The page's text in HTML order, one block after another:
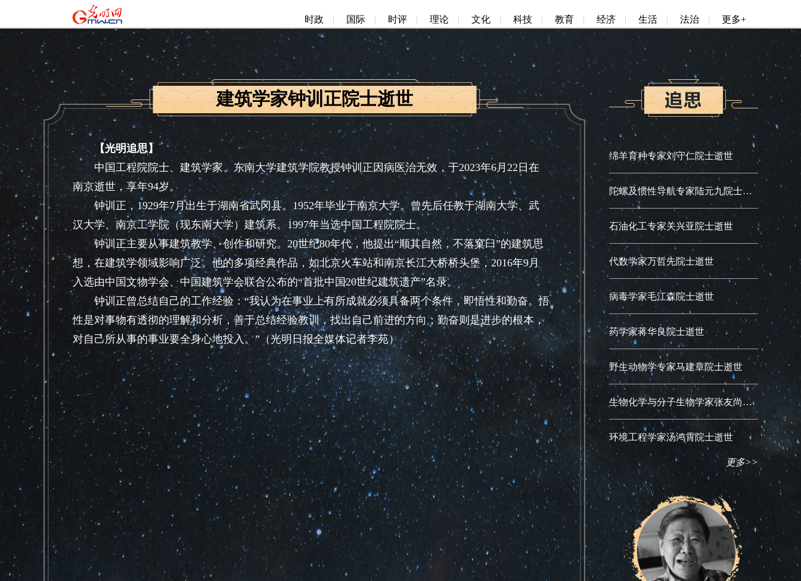
时政 | 国际 | 时评 | 理论 | 文化 | 科技 | 教育 | 经济 | 生活 | 法治 | 更多+
建筑学家钟训正院士逝世
【光明追思】
中国工程院院士、建筑学家、东南大学建筑学院教授钟训正因病医治无效，于2023年6月22日在
南京逝世，享年94岁。
钟训正，1929年7月出生于湖南省武冈县。1952年毕业于南京大学。曾先后任教于湖南大学、武
汉大学、南京工学院（现东南大学）建筑系。1997年当选中国工程院院士。
钟训正主要从事建筑教学、创作和研究。20世纪80年代，他提出“顺其自然，不落窠臼”的建筑思
想，在建筑学领域影响广泛。他的多项经典作品，如北京火车站和南京长江大桥桥头堡，2016年9月
入选由中国文物学会、中国建筑学会联合公布的“首批中国20世纪建筑遗产”名录。
钟训正曾总结自己的工作经验：“我认为在事业上有所成就必须具备两个条件，即悟性和勤奋。悟
性是对事物有透彻的理解和分析，善于总结经验教训，找出自己前进的方向；勤奋则是进步的根本，
对自己所从事的事业要全身心地投入。”（光明日报全媒体记者李苑）
绵羊育种专家刘守仁院士逝世
陀螺及惯性导航专家陆元九院士逝世
石油化工专家关兴亚院士逝世
代数学家万哲先院士逝世
病毒学家毛江森院士逝世
药学家蒋华良院士逝世
野生动物学专家马建章院士逝世
生物化学与分子生物学家张友尚院士逝世
环境工程学家汤鸿霄院士逝世
更多>>